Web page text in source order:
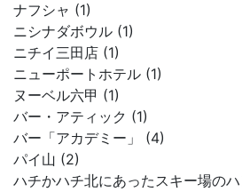
ナフシャ (1)
ニシナダボウル (1)
ニチイ三田店 (1)
ニューポートホテル (1)
ヌーベル六甲 (1)
バー・アティック (1)
バー「アカデミー」 (4)
パイ山 (2)
ハチかハチ北にあったスキー場の